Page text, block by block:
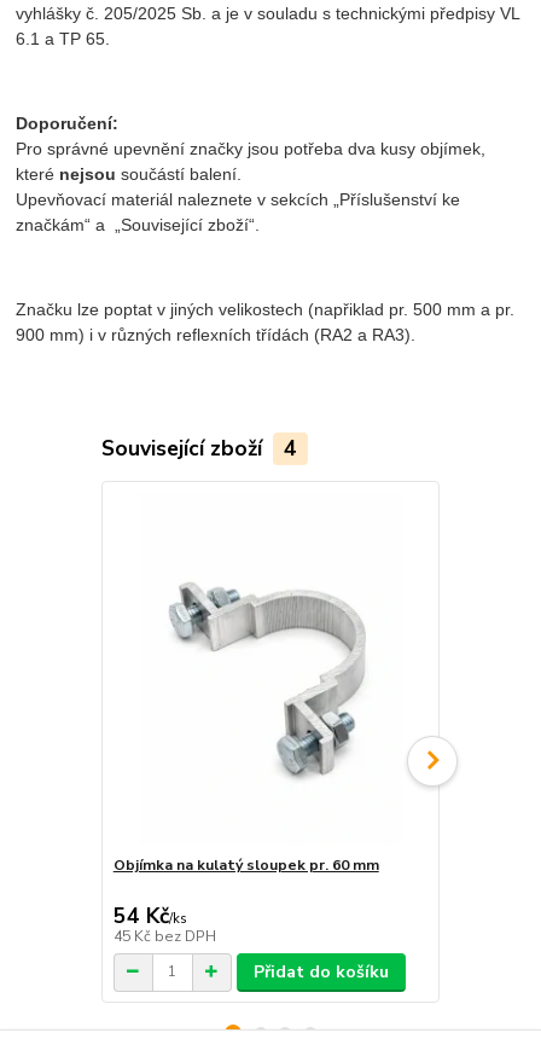
vyhlášky č. 205/2025 Sb. a je v souladu s technickými předpisy VL
6.1 a TP 65.
Doporučení:
Pro správné upevnění značky jsou potřeba dva kusy objímek,
které nejsou součástí balení.
Upevňovací materiál naleznete v sekcích „Příslušenství ke
značkám“ a „Související zboží“.
Značku lze poptat v jiných velikostech (napřiklad pr. 500 mm a pr.
900 mm) i v různých reflexních třídách (RA2 a RA3).
Související zboží 4
Objímka na kulatý sloupek pr. 60 mm
54 Kč/ks
45 Kč bez DPH
Přidat do košíku